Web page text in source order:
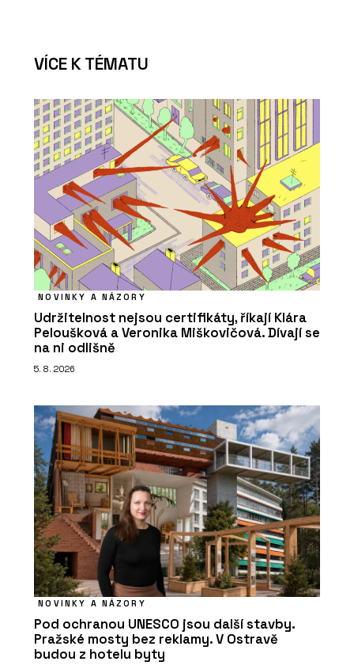
VÍCE K TÉMATU
NOVINKY A NÁZORY
Udržitelnost nejsou certifikáty, říkají Klára
Peloušková a Veronika Miškovičová. Dívají se
na ni odlišně
5. 8. 2026
NOVINKY A NÁZORY
Pod ochranou UNESCO jsou další stavby.
Pražské mosty bez reklamy. V Ostravě
budou z hotelu byty